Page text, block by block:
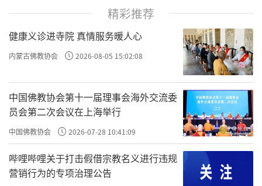
个人不得以佛教名义组织放生活动。
第三条 佛教界放生活动应遵循“依法放
生、科学放生、合理放生”的原则，严格遵守
国家相关法律法规，自觉接受环保、农业、林
草、海洋、检疫等部门指导和监督，不得干扰
当地居民的正常生产生活，避免对生态系统造
成危害。
第四条 佛教团体、佛教院校、佛教活动场
所及佛教教职人员不得开展以营利为目的放生
精彩推荐
健康义诊进寺院 真情服务暖人心
内蒙古佛教协会 2026-08-05 15:02:08
中国佛教协会第十一届理事会海外交流委
员会第二次会议在上海举行
中国佛教协会 2026-07-28 10:41:09
哔哩哔哩关于打击假借宗教名义进行违规
营销行为的专项治理公告